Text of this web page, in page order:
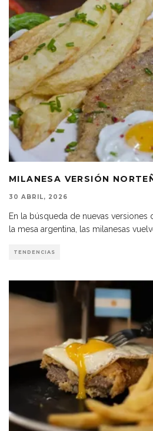
MILANESA VERSIÓN
30 ABRIL, 2026
En la búsqueda de nuevas versiones
la mesa argentina, las milanesas
TENDENCIAS